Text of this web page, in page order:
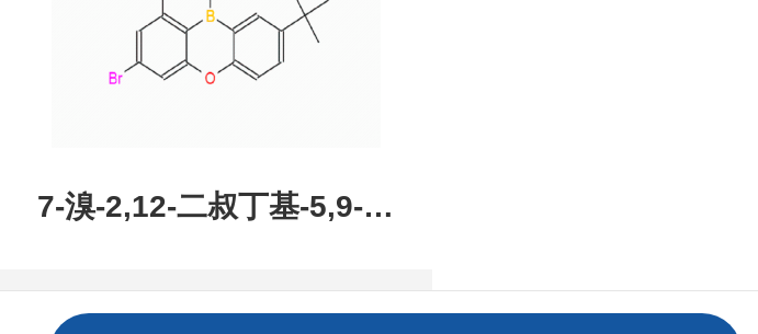
7-溴-2,12-二叔丁基-5,9-二
氧杂-13B-硼萘[3,2,1-DE]